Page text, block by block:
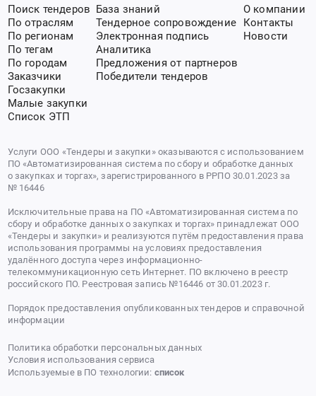
Поиск тендеров
По отраслям
По регионам
По тегам
По городам
Заказчики
Госзакупки
Малые закупки
Список ЭТП
База знаний
Тендерное сопровождение
Электронная подпись
Аналитика
Предложения от партнеров
Победители тендеров
О компании
Контакты
Новости
Услуги ООО «Тендеры и закупки» оказываются с использованием
ПО «Автоматизированная система по сбору и обработке данных
о закупках и торгах», зарегистрированного в РРПО 30.01.2023 за
№ 16446
Исключительные права на ПО «Автоматизированная система по
сбору и обработке данных о закупках и торгах» принадлежат ООО
«Тендеры и закупки» и реализуются путём предоставления права
использования программы на условиях предоставления
удалённого доступа через информационно-
телекоммуникационную сеть Интернет. ПО включено в реестр
российского ПО. Реестровая запись №16446 от 30.01.2023 г.
Порядок предоставления опубликованных тендеров и справочной
информации
Политика обработки персональных данных
Условия использования сервиса
Используемые в ПО технологии: список